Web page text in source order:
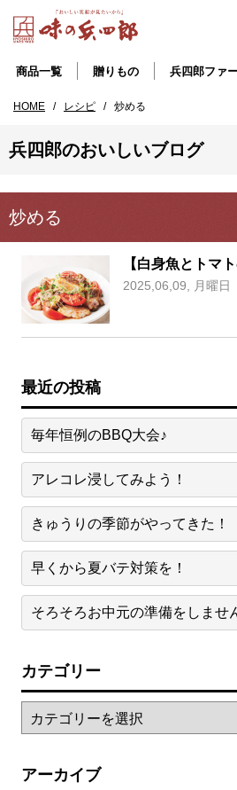
商品一覧 贈りもの 兵四郎ファ
HOME / レシピ / 炒める
兵四郎のおいしいブログ
炒める
【白身魚とトマ
2025,06,09, 月曜日
最近の投稿
毎年恒例のBBQ大会♪
アレコレ浸してみよう！
きゅうりの季節がやってきた！
早くから夏バテ対策を！
そろそろお中元の準備をしませ
カテゴリー
アーカイブ